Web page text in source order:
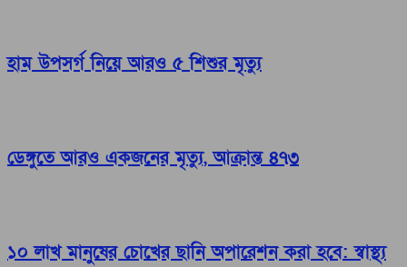
হাম উপসর্গ নিয়ে আরও ৫ শিশুর মৃত্যু
ডেঙ্গুতে আরও একজনের মৃত্যু, আক্রান্ত ৪৭৩
১০ লাখ মানুষের চোখের ছানি অপারেশন করা হবে: স্বাস্থ্য